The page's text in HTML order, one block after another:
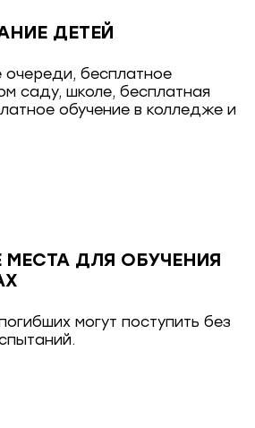
ДЕТЕЙ
бесплатное
саду, школе, бесплатная
обучение в колледже и
ДЛЯ ОБУЧЕНИЯ
могут поступить без